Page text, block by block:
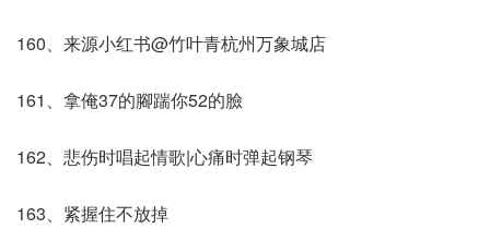
160、来源小红书@竹叶青杭州万象城店
161、拿俺37的腳踹你52的臉
162、悲伤时唱起情歌|心痛时弹起钢琴
163、紧握住不放掉